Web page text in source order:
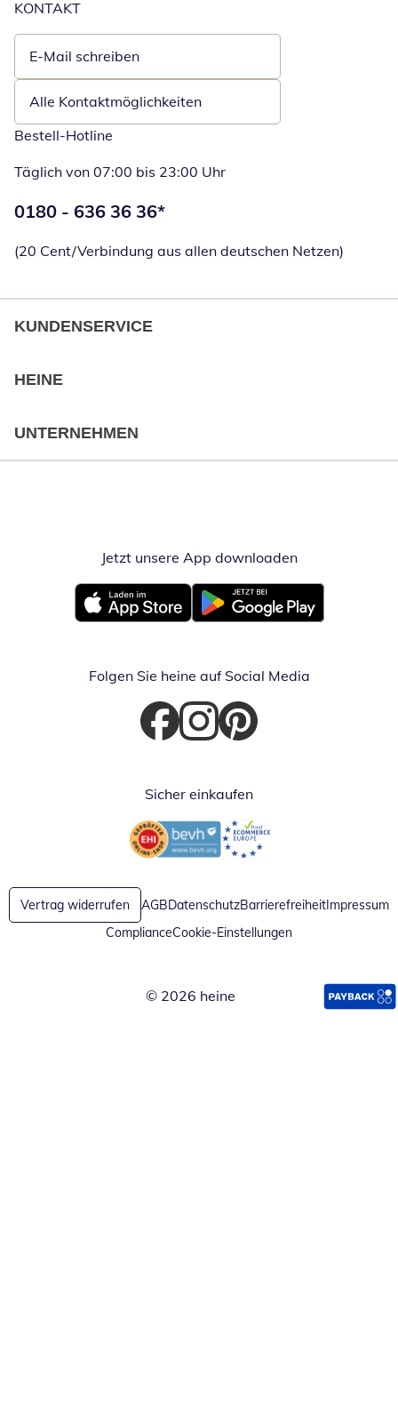
KONTAKT
E-Mail schreiben
Öffnet E-Mail-Client
Alle Kontaktmöglichkeiten
Bestell-Hotline
Täglich von 07:00 bis 23:00 Uhr
Telefonnummer:
0180 - 636 36 36*
(20 Cent/Verbindung aus allen deutschen Netzen)
KUNDENSERVICE
HEINE
UNTERNEHMEN
Jetzt unsere App downloadenÖffnet in
Öffnet in neuem FensterÖffnet in neuem Fenster
Folgen Sie heine auf Social Media
Öffnet in neuem Fenster
Öffnet in neuem Fenster
Öffnet in neuem Fenster
Sicher einkaufen
Öffnet in neuem FensterÖffnet in neuem Fenster
Vertrag widerrufen AGBDatenschutzBarrierefreiheitImpressum
ComplianceCookie-Einstellungen
© 2026 heine